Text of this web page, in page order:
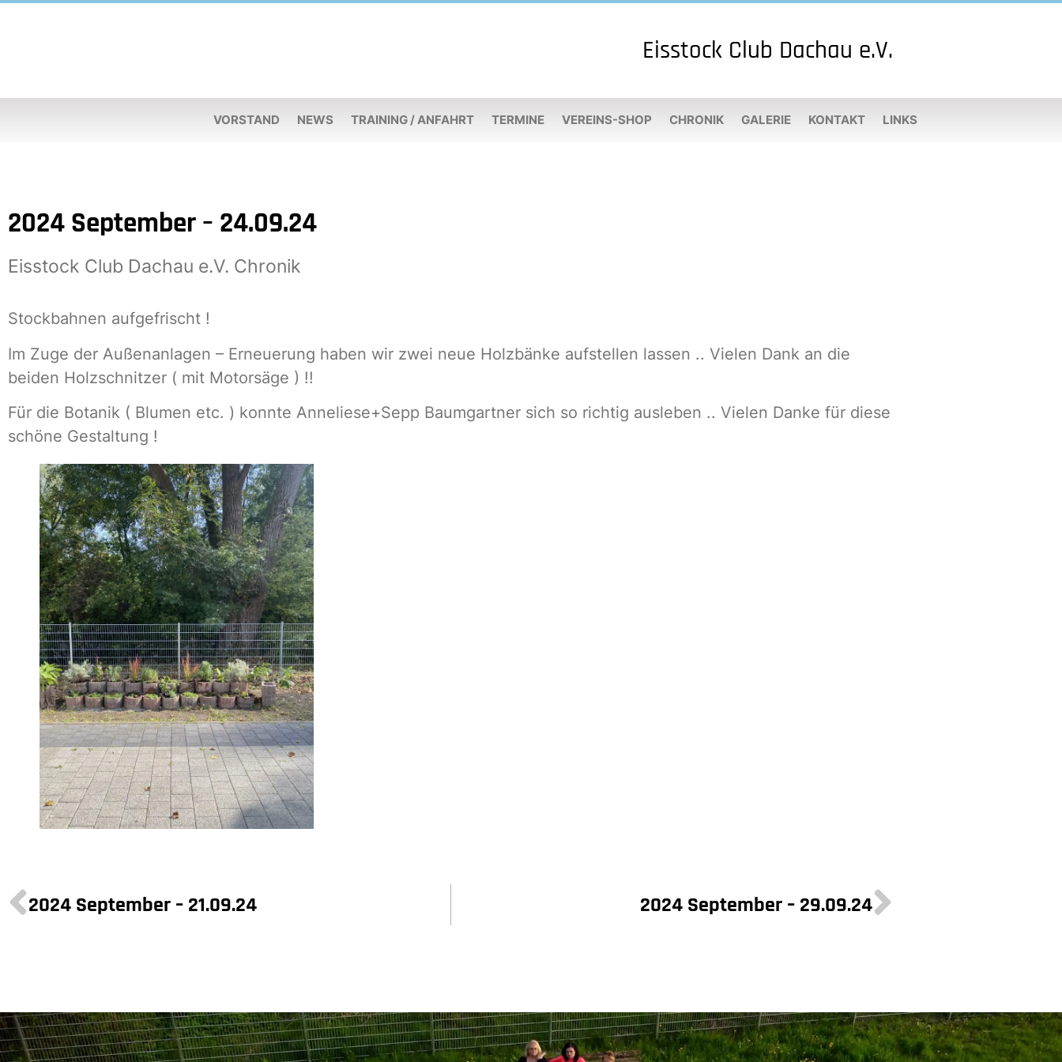
Eisstock Club Dachau e.V.
VORSTAND NEWS TRAINING / ANFAHRT TERMINE VEREINS-SHOP CHRONIK GALERIE KONTAKT LINKS
2024 September – 24.09.24
Eisstock Club Dachau e.V. Chronik
Stockbahnen aufgefrischt !
Im Zuge der Außenanlagen – Erneuerung haben wir zwei neue Holzbänke aufstellen lassen .. Vielen Dank an die
beiden Holzschnitzer ( mit Motorsäge ) !!
Für die Botanik ( Blumen etc. ) konnte Anneliese+Sepp Baumgartner sich so richtig ausleben .. Vielen Danke für diese
schöne Gestaltung !
2024 September – 21.09.24 2024 September – 29.09.24